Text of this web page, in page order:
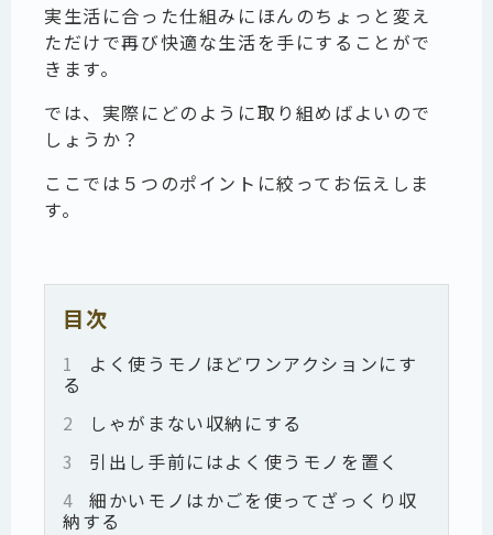
実生活に合った仕組みにほんのちょっと変え
ただけで再び快適な生活を手にすることがで
きます。
では、実際にどのように取り組めばよいので
しょうか？
ここでは５つのポイントに絞ってお伝えしま
す。
目次
1 よく使うモノほどワンアクションにす
る
2
しゃがまない収納にする
3
引出し手前にはよく使うモノを置く
4
細かいモノはかごを使ってざっくり収
納する